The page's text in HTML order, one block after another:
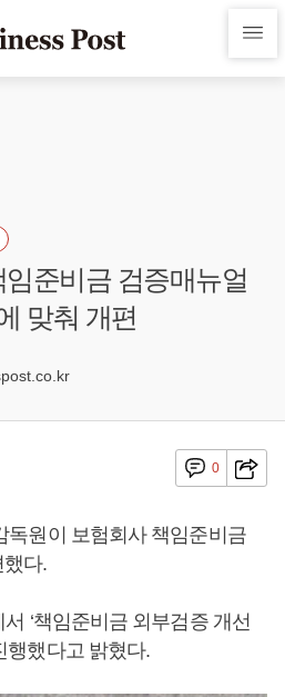
준비금 검증매뉴얼
맞춰 개편
0
독원이 보험회사 책임준비금
다.
‘책임준비금 외부검증 개선
행했다고 밝혔다.